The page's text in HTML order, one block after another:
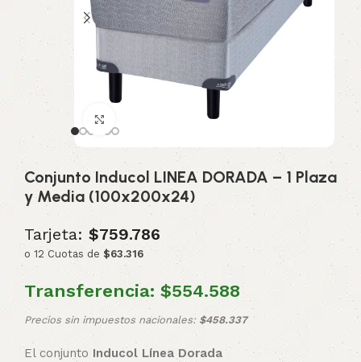
Conjunto Inducol LINEA DORADA – 1 Plaza
y Media (100x200x24)
Tarjeta: $759.786
o 12 Cuotas de $63.316
Transferencia: $554.588
Precios sin impuestos nacionales: $458.337
El conjuntoInducol Línea Dorada